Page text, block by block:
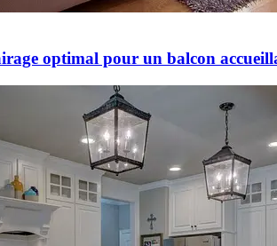
optimal pour un balcon